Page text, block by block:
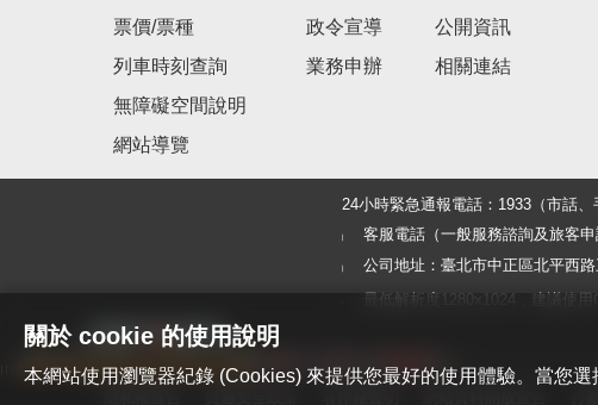
票價/票種
列車時刻查詢
無障礙空間說明
網站導覽
政令宣導
業務申辦
公開資訊
相關連結
24小時緊急通報電話：1933（市話
客服電話（一般服務諮詢及旅客
公司地址：臺北市中正區北平西路
最低解析度1280x1024，建議使
關於 cookie 的使用說明
本網站使用瀏覽器紀錄 (Cookies) 來提供您最好的使用體驗。當您